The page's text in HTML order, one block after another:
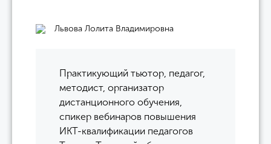
Львова Лолита Владимировна
Практикующий тьютор, педагог,
методист, организатор
дистанционного обучения,
спикер вебинаров повышения
ИКТ-квалификации педагогов